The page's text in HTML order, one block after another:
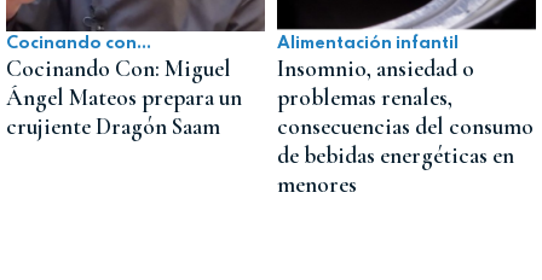
Cocinando con...
Cocinando Con: Miguel
Ángel Mateos prepara un
crujiente Dragón Saam
Alimentación infantil
Insomnio, ansiedad o
problemas renales,
consecuencias del consumo
de bebidas energéticas en
menores